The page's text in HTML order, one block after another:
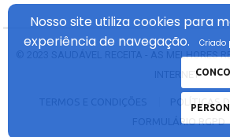
SAUDÁVEL RECEITA - AS MELHORES
INTERNET
FORMULÁRIO RGPD
Nosso site utiliza cookies para
experiênciade navegação. Criado